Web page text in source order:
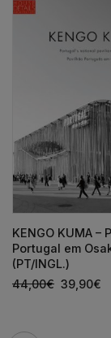
KENGO KUMA –
Portugal em
(PT/INGL.)
44,00€ 39,90€